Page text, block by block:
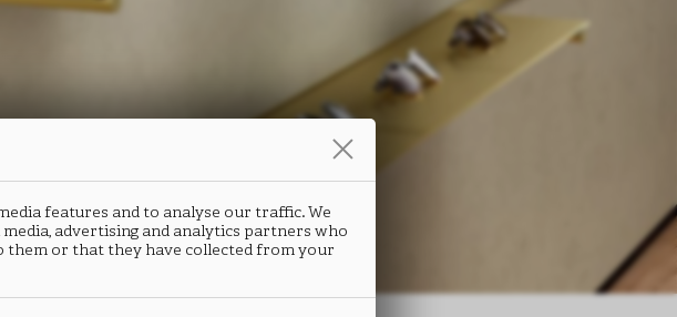
features and to analyse our traffic. We
advertising and analytics partners who
or that they have collected from your